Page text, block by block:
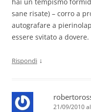
hai un tempismo
sane risate) – corro a
autografare a
essere svitato a dovere.
Rispondi ↓
21/09/2010